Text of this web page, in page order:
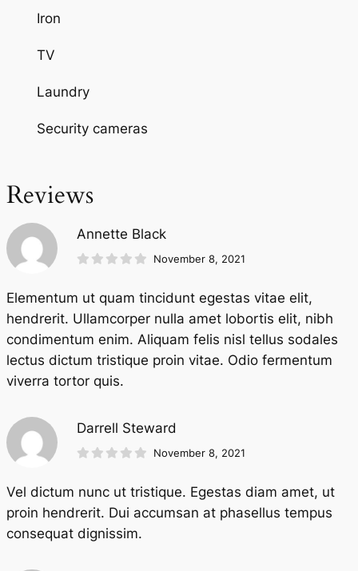
Iron
TV
Laundry
Security cameras
Reviews
Annette Black
November 8, 2021
Elementum ut quam tincidunt egestas vitae elit,
hendrerit. Ullamcorper nulla amet lobortis elit, nibh
condimentum enim. Aliquam felis nisl tellus sodales
lectus dictum tristique proin vitae. Odio fermentum
viverra tortor quis.
Darrell Steward
November 8, 2021
Vel dictum nunc ut tristique. Egestas diam amet, ut
proin hendrerit. Dui accumsan at phasellus tempus
consequat dignissim.